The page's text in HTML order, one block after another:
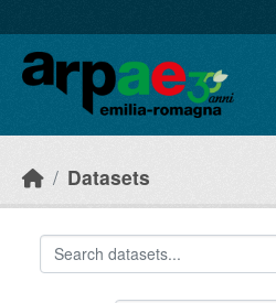
Datasets